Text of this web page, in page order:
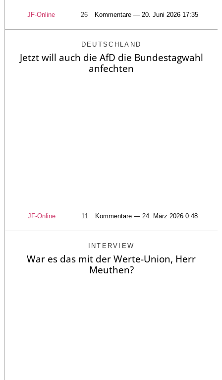
JF-Online 26 Kommentare — 20. Juni 2026 17:35
DEUTSCHLAND
Jetzt will auch die AfD die Bundestagwahl
anfechten
JF-Online 11 Kommentare — 24. März 2026 0:48
INTERVIEW
War es das mit der Werte-Union, Herr
Meuthen?